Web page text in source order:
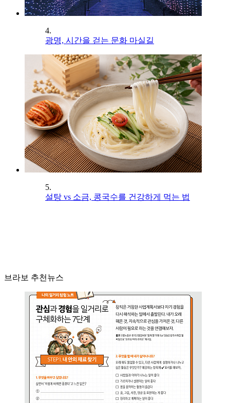
4.
광명, 시간을 걷는 문화 마실길
5.
설탕 vs 소금, 콩국수를 건강하게 먹는 법
브라보 추천뉴스